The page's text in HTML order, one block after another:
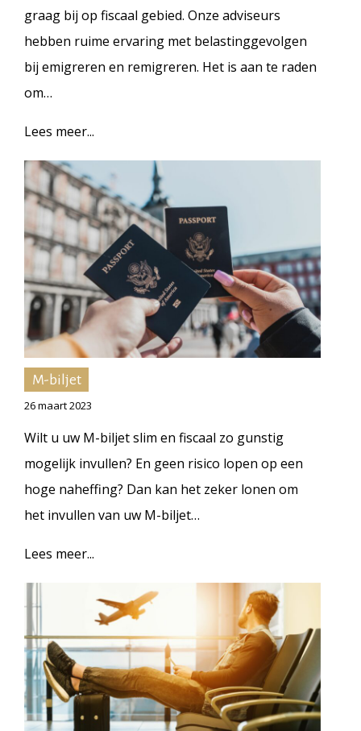
graag bij op fiscaal gebied. Onze adviseurs
hebben ruime ervaring met belastinggevolgen
bij emigreren en remigreren. Het is aan te raden
om…
Lees meer...
M-biljet
26 maart 2023
Wilt u uw M-biljet slim en fiscaal zo gunstig
mogelijk invullen? En geen risico lopen op een
hoge naheffing? Dan kan het zeker lonen om
het invullen van uw M-biljet…
Lees meer...